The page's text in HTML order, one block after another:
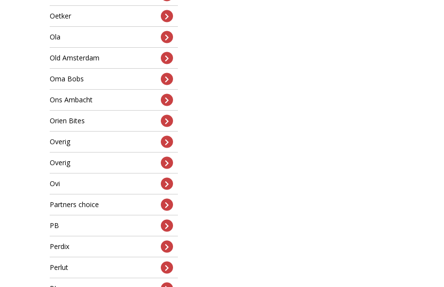
Oetker
Ola
Old Amsterdam
Oma Bobs
Ons Ambacht
Orien Bites
Overig
Overig
Ovi
Partners choice
PB
Perdix
Perlut